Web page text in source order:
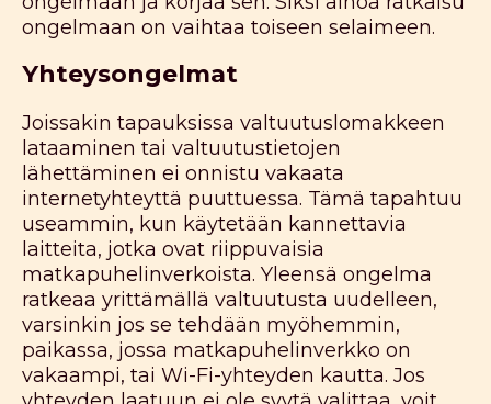
ongelmaan on vaihtaa toiseen selaimeen.
Yhteysongelmat
Joissakin tapauksissa valtuutuslomakkeen
lataaminen tai valtuutustietojen
lähettäminen ei onnistu vakaata
internetyhteyttä puuttuessa. Tämä tapahtuu
useammin, kun käytetään kannettavia
laitteita, jotka ovat riippuvaisia
matkapuhelinverkoista. Yleensä ongelma
ratkeaa yrittämällä valtuutusta uudelleen,
varsinkin jos se tehdään myöhemmin,
paikassa, jossa matkapuhelinverkko on
vakaampi, tai Wi-Fi-yhteyden kautta. Jos